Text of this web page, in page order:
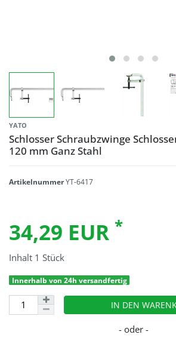
YATO
Schlosser Schraubzwinge
120 mm Ganz Stahl
ArtikelnummerYT-6417
34,29 EUR *
Inhalt 1 Stück
Innerhalb von 24h versandfertig
IN DEN